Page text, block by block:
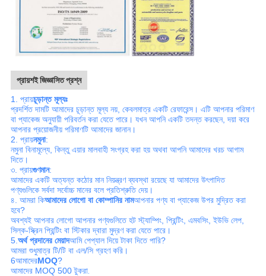
প্রায়শই জিজ্ঞাসিত প্রশ্ন
1. প্রায়চূড়ান্ত মূল্যঃ
প্রদর্শিত দামটি আমাদের চূড়ান্ত মূল্য নয়, কেবলমাত্র একটি রেফারেন্স। এটি আপনার পরিমাণ
বা প্যাকেজ অনুযায়ী পরিবর্তন করা যেতে পারে। যখন আপনি একটি তদন্ত করছেন, দয়া করে
আপনার প্রয়োজনীয় পরিমাণটি আমাদের জানান।
2. প্রায়নমুনা:
নমুনা বিনামূল্যে, কিন্তু এয়ার মালবাহী সংগ্রহ করা হয় অথবা আপনি আমাদের খরচ আগাম
দিতে।
৩. প্রায়গুণমান:
আমাদের একটি অত্যন্ত কঠোর মান নিয়ন্ত্রণ ব্যবস্থা রয়েছে যা আমাদের উৎপাদিত
পণ্যগুলিকে সর্বদা সর্বোচ্চ মানের বলে প্রতিশ্রুতি দেয়।
৪. আমরা কিআমাদের লোগো বা কোম্পানির নামআপনার পণ্য বা প্যাকেজ উপর মুদ্রিত করা
হবে?
অবশ্যই আপনার লোগো আপনার পণ্যগুলিতে হট স্ট্যাম্পিং, প্রিন্টিং, এমবসিং, ইউভি লেপ,
সিল্ক-স্ক্রিন প্রিন্টিং বা স্টিকার দ্বারা মুদ্রণ করা যেতে পারে।
5. অর্থ প্রদানের মেয়াদআমি পেপ্যাল দিয়ে টাকা দিতে পারি?
আমরা শুধুমাত্র টি/টি বা এল/সি গ্রহণ করি।
6আমাদেরMOQ?
আমাদের MOQ 500 টুকরা.